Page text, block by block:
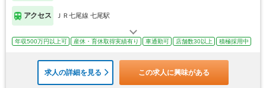
アクセス ＪＲ七尾線 七尾駅
年収500万円以上可 産休・育休取得実績有り 車通勤可 店舗数30以上 積極採用中
求人の詳細を見る この求人に興味がある